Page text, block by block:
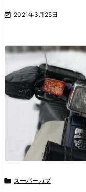
 2021年3月25日
 スーパーカブ